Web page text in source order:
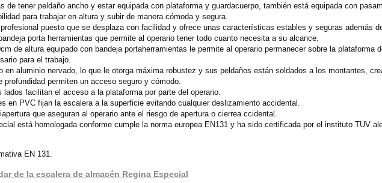
de tener peldaño ancho y estar equipada con plataforma y guardacuerpo, también está equipada con
para trabajar en altura y subir de manera cómoda y segura.
puesto que se desplaza con facilidad y ofrece unas características estables y seguras además
porta herramientas que permite al operario tener todo cuanto necesita a su alcance.
de altura equipado con bandeja portaherramientas le permite al operario permanecer sobre la plataforma
para el trabajo.
en aluminio nervado, lo que le otorga máxima robustez y sus peldaños están soldados a los montantes,
profundidad permiten un acceso seguro y cómodo.
facilitan el acceso a la plataforma por parte del operario.
en PVC fijan la escalera a la superficie evitando cualquier deslizamiento accidental.
que aseguran al operario ante el riesgo de apertura o cierrea ccidental.
está homologada conforme cumple la norma europea EN131 y ha sido certificada por el instituto TUV
EN 131.
de la escalera de almacén Regina Especial